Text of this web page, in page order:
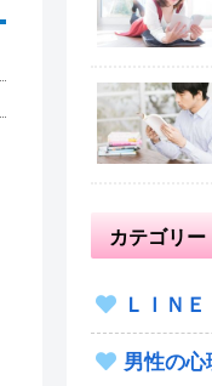
カテゴリー
ＬＩＮ
男性の心